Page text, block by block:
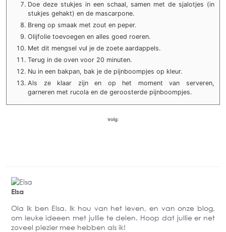
Doe deze stukjes in een schaal, samen met de sjalotjes (in
stukjes gehakt) en de mascarpone.
Breng op smaak met zout en peper.
Olijfolie toevoegen en alles goed roeren.
Met dit mengsel vul je de zoete aardappels.
Terug in de oven voor 20 minuten.
Nu in een bakpan, bak je de pijnboompjes op kleur.
Als ze klaar zijn en op het moment van serveren,
garneren met rucola en de geroosterde pijnboompjes.
Volg:
Elsa
Ola Ik ben Elsa. Ik hou van het leven, en van onze blog,
om leuke ideeen met jullie te delen. Hoop dat jullie er net
zoveel plezier mee hebben als ik!